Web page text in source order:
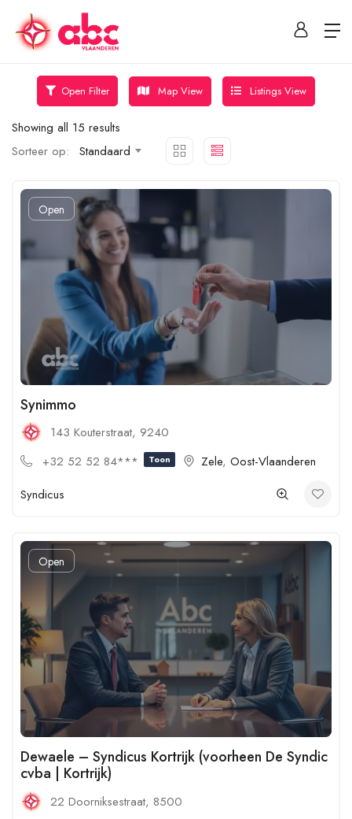
Open Filter Map View Listings View
Showing all 15 results
Sorteer op:
Standaard
Open
Synimmo
143 Kouterstraat, 9240
+32 52 52 84***
Toon Zele, Oost-Vlaanderen
Syndicus
Open
Dewaele – Syndicus Kortrijk (voorheen De Syndic
cvba | Kortrijk)
22 Doorniksestraat, 8500